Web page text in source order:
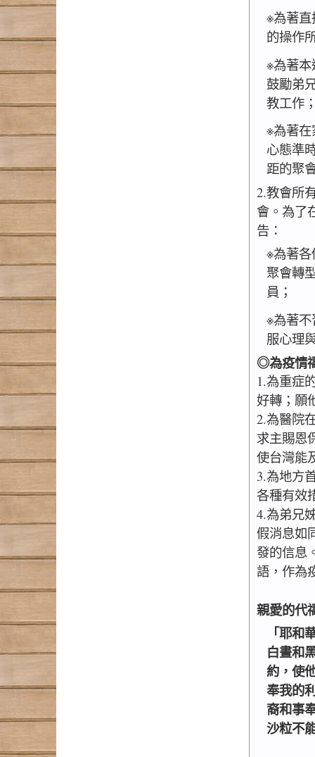
※為著
的操作
※為著
鼓勵弟
教工作
※為著
心態準
距的聚
2.教會所
會。為了
告：
※為著
聚會轉
員；
※為著
服心理
◎為疫情
1.為重症
好轉；願
2.為醫院
求主賜恩
使台灣能
3.為地方
各種有效
4.為弟兄
假消息如
發的信息
語，作為
親愛的代
「耶
白晝和
約，使
奉我的
裔和事
沙粒不